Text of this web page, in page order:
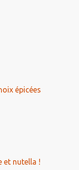
épicées
et nutella !